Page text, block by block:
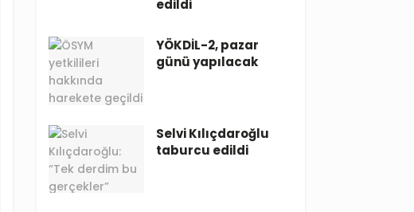
edildi
YÖKDİL-2, pazar
günü yapılacak
Selvi Kılıçdaroğlu
taburcu edildi